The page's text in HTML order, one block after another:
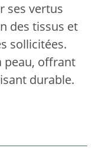
ses vertus
des tissus et
sollicitées.
peau, offrant
durable.